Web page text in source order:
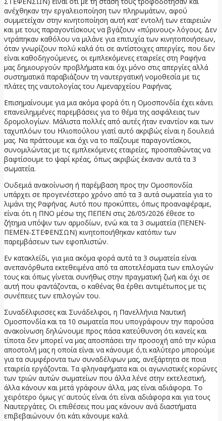
ανέχθηκαν την εργαλειοποίηση των πληρωμάτων, αφού
συμμετείχαν στην κινητοποίηση αυτή κατ’ εντολή των εταιρειών
και με τους παραγοντίσκους να βγάζουν «πύρινους» λόγους. Δεν
ντράπηκαν καθόλου να μιλάνε για επιτυχία των κινητοποιήσεων,
όταν γνωρίζουν πολύ καλά ότι σε αντίστοιχες απεργίες, που δεν
είναι καθοδηγούμενες, οι εμπλεκόμενες εταιρείες στη Ραφήνα
μας δημιουργούν προβλήματα και όχι μόνο στις απεργίες αλλά
συστηματικά παραβιάζουν τη ναυτεργατική νομοθεσία με τις
πλάτες της ναυτολογίας του Λιμεναρχείου Ραφήνας.
Επισημαίνουμε για μια ακόμα φορά ότι η Ομοσπονδία έχει κάνει
επανειλημμένες παρεμβάσεις για το θέμα της ασφάλειας των
δρομολογίων. Μάλιστα πολλές από αυτές ήταν εναντίον και των
ταχυπλόων του Ηλιοπούλου γιατί αυτό ακριβώς είναι η δουλειά
μας. Να πράττουμε και όχι να το παίζουμε παραγοντίσκοι,
συνομιλώντας με τις εμπλεκόμενες εταιρείες, προσπαθώντας να
βαφτίσουμε το ψαρί κρέας, όπως ακριβώς έκαναν αυτά τα 3
σωματεία.
Ουδεμιά ανακοίνωση ή παρέμβαση προς την Ομοσπονδία
υπάρχει σε προγενέστερο χρόνο από τα 3 αυτά σωματεία για το
λιμάνι της Ραφήνας. Αυτό που προκύπτει, όπως προαναφέραμε,
είναι ότι η ΠΝΟ μέσω της ΠΕΠΕΝ στις 26/05/2026 έθεσε το
ζήτημα υπόψιν των αρμοδίων, ενώ και τα 3 σωματεία (ΠΕΝΕΝ-
ΠΕΜΕΝ-ΣΤΕΦΕΝΣΩΝ) κινητοποιήθηκαν κατόπιν των
παρεμβάσεων των εφοπλιστών.
Εν κατακλείδι, για μια ακόμα φορά αυτά τα 3 σωματεία είναι
ανεπανόρθωτα εκτεθειμένα από τα αποτελέσματα των επιλογών
τους και όπως γίνεται συνήθως στην πραγματική ζωή και όχι σε
αυτή που φαντάζονται, ο καθένας θα έρθει αντιμέτωπος με τις
συνέπειες των επιλογών του.
Συναδέλφισσες και Συνάδελφοι, η Πανελλήνια Ναυτική
Ομοσπονδία και τα 10 σωματεία που υπογράφουν την παρούσα
ανακοίνωση δηλώνουμε προς πάσα κατεύθυνση ότι κανείς και
τίποτα δεν μπορεί να μας αποσπάσει την προσοχή από την κύρια
αποστολή μας η οποία είναι να κάνουμε ό,τι καλύτερο μπορούμε
για τα συμφέροντα των συναδέλφων μας, ανεξάρτητα σε ποια
εταιρεία εργάζονται. Τα φληναφήματα και οι αγωνιστικές κορώνες
των τριών αυτών σωματείων που άλλα λένε στην εκτελεστική,
άλλα κάνουν και μετά γράφουν άλλα, μας είναι αδιάφορα. Το
χειρότερο όμως γι’ αυτούς είναι ότι είναι αδιάφορα και για τους
Ναυτεργάτες. Οι επιθέσεις που μας κάνουν ανά διαστήματα
επιβεβαιώνουν ότι κάτι κάνουμε καλά.